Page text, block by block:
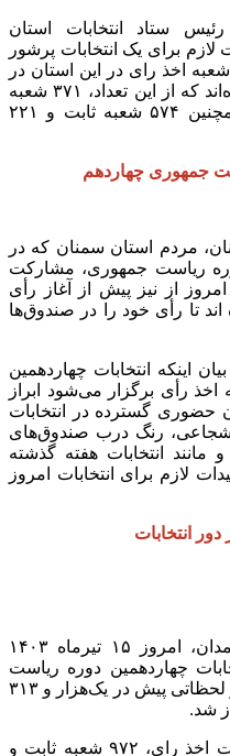
ستاد انتخابات استان
لازم برای یک انتخابات پرشور
استان صورت گرفته است. ۷۹۵ شعبه اخذ رای در این استان در
سطح شهرها و روستاها مستقر شده‌اند که از این تعداد، ۳۷۱ شعبه
شهری و ۴۲۴ شعبه روستایی و همچنین ۵۷۴ شعبه ثابت و ۲۲۱
جمهوری چهاردهم
مردم استان سمنان که در
ریاست جمهوری، مشارکت
امروز از نیز پیش از آغاز رأی
تا رأی خود را در صندوق‌ها
اینکه انتخابات چهاردهمین
جمهوری در ۶۹۱ شعبه اخذ رأی برگزار می‌شود ابراز
حضوری گسترده در انتخابات
شجاعی، رنگ درب صندوق‌های
مانند انتخابات هفته گذشته
لازم برای انتخابات امروز
انتخابات
به گزارش خبرگزاری تسنیم از همدان، امروز ۱۵ تیرماه ۱۴۰۳
چهاردهمین دوره ریاست
جمهوری در سراسر استان همدان از لحظاتی پیش در یک‌هزار و ۳۱۳
شد.
از یک‌هزار و ۳۱۳ شعبه تعداد شعبات اخذ رای، ۹۷۲ شعبه ثابت و